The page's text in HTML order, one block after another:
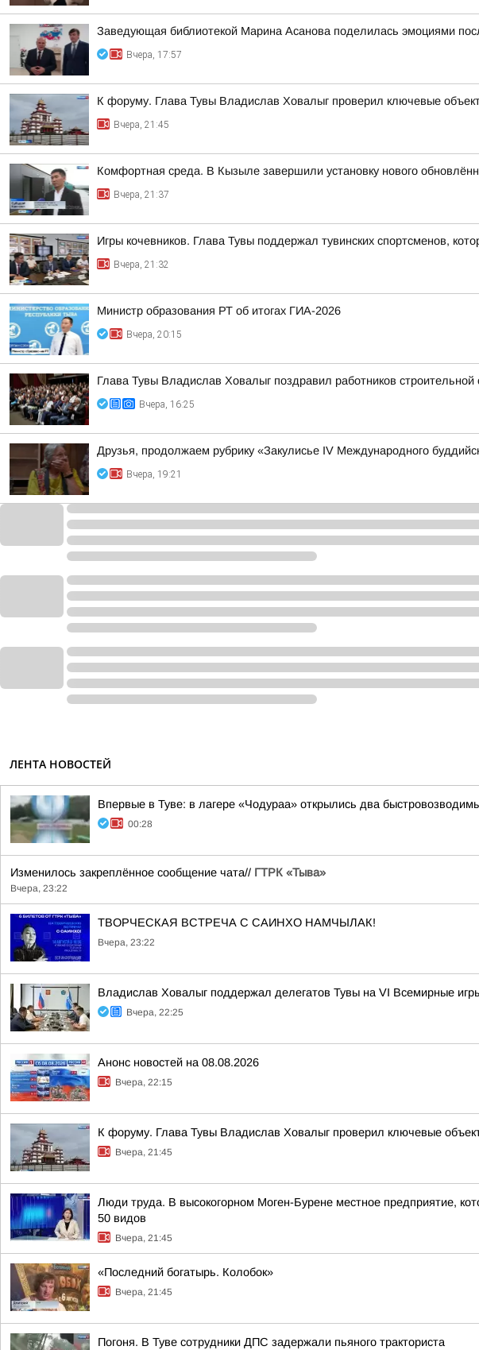
Заведующая библиотекой Марина Асанова поделилась эмоциями
Вчера, 17:57
К форуму. Глава Тувы Владислав Ховалыг проверил ключевые
Вчера, 21:45
Комфортная среда. В Кызыле завершили установку нового
Вчера, 21:37
Игры кочевников. Глава Тувы поддержал тувинских спортсменов,
Вчера, 21:32
Министр образования РТ об итогах ГИА-2026
Вчера, 20:15
Глава Тувы Владислав Ховалыг поздравил работников
Вчера, 16:25
Друзья, продолжаем рубрику «Закулисье IV Международного
Вчера, 19:21
ЛЕНТА НОВОСТЕЙ
Впервые в Туве: в лагере «Чодураа» открылись два
00:28
Изменилось закреплённое сообщение чата// ГТРК «Тыва»
Вчера, 23:22
ТВОРЧЕСКАЯ ВСТРЕЧА С САИНХО НАМЧЫЛАК!
Вчера, 23:22
Владислав Ховалыг поддержал делегатов Тувы на VI Всемирные
Вчера, 22:25
Анонс новостей на 08.08.2026
Вчера, 22:15
К форуму. Глава Тувы Владислав Ховалыг проверил ключевые
Вчера, 21:45
Люди труда. В высокогорном Моген-Бурене местное предприятие,
50 видов
Вчера, 21:45
«Последний богатырь. Колобок»
Вчера, 21:45
Погоня. В Туве сотрудники ДПС задержали пьяного тракториста